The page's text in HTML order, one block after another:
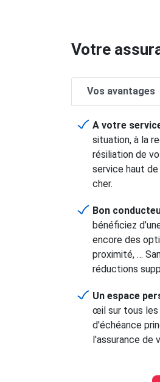
Votre
Vos avantages
A votre
situation, à la
résiliation de
service haut
cher.
Bon
bénéficiez
encore des
proximité, …
réductions
Un espace
œil sur tous
d'échéance
l'assurance de